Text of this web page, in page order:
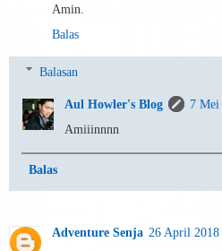
Amin.
Balas
Balasan
Aul Howler's Blog
7 Mei
Amiiinnnn
Balas
Adventure Senja 26 April